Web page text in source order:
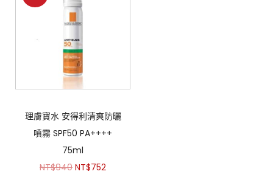
理膚寶水 安得利清爽防曬
噴霧 SPF50 PA++++
75ml
NT$940 NT$752